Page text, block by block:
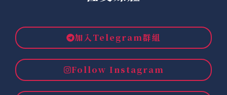
加入Telegram群組
Follow Instagram